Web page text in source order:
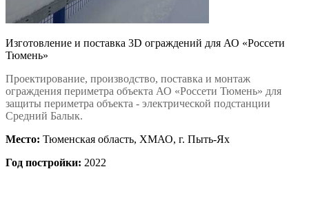
Изготовление и поставка 3D ограждений для АО «Россети
Тюмень»
Проектирование, производство, поставка и монтаж
ограждения периметра объекта АО «Россети Тюмень» для
защиты периметра объекта - электрической подстанции
Средний Балык.
Место: Тюменская область, ХМАО, г. Пыть-Ях
Год постройки: 2022